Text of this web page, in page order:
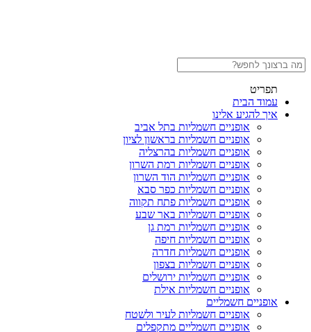
תפריט
עמוד הבית
איך להגיע אלינו
אופניים חשמליות בתל אביב
אופניים חשמליות בראשון לציון
אופניים חשמליות בהרצליה
אופניים חשמליות רמת השרון
אופניים חשמליות הוד השרון
אופניים חשמליות כפר סבא
אופניים חשמליות פתח תקווה
אופניים חשמליות באר שבע
אופניים חשמליות רמת גן
אופניים חשמליות חיפה
אופניים חשמליות חדרה
אופניים חשמליות בצפון
אופניים חשמליות ירושלים
אופניים חשמליות אילת
אופניים חשמליים
אופניים חשמליות לעיר ולשטח
אופניים חשמליים מתקפלים